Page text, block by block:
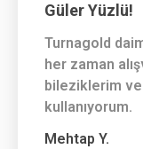
Güler Yüzlü!
Turnagold
her zaman
bileziklerim
kullanıyorum.
Mehtap Y.